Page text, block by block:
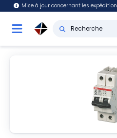
Mise à jour concernant les